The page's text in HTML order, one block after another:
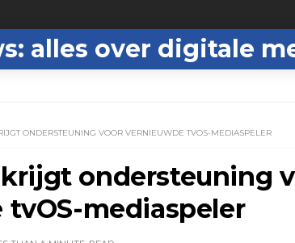
alles over digitale
ONDERSTEUNING VOOR VERNIEUWDE TVOS-MEDIASPELER
ondersteuning
mediaspeler